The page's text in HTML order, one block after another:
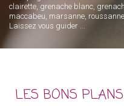
clairette, grenache blanc,
maccabeu, marsanne,
Laissez vous guider ...
LES BONS